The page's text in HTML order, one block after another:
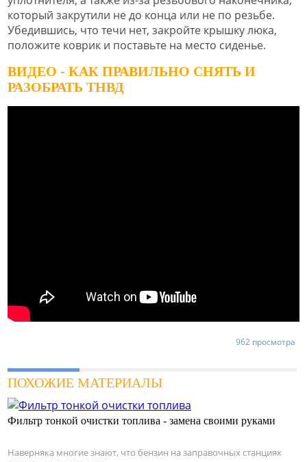
который закрутили не до конца или не по резьбе.
Убедившись, что течи нет, закройте крышку люка,
положите коврик и поставьте на место сиденье.
ВИДЕО - КАК ПРАВИЛЬНО СНЯТЬ И
РАЗОБРАТЬ ТНВД
962 просмотра
ПОХОЖИЕ МАТЕРИАЛЫ
Фильтр тонкой очистки топлива - замена своими руками
Наверняка многие знают, что бензин на заправочных станциях